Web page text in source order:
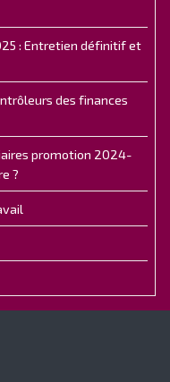
: Entretien définitif et
des finances
promotion 2024-
?